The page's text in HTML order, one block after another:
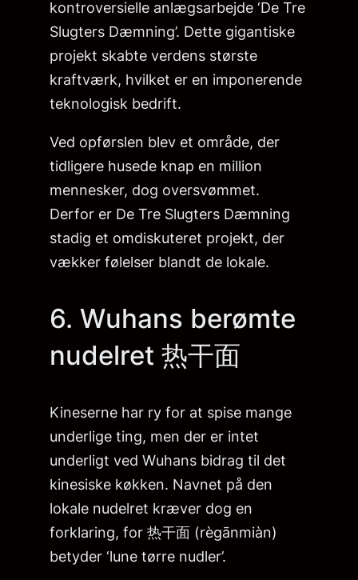
kontroversielle anlægsarbejde ‘De Tre
Slugters Dæmning’. Dette gigantiske
projekt skabte verdens største
kraftværk, hvilket er en imponerende
teknologisk bedrift.
Ved opførslen blev et område, der
tidligere husede knap en million
mennesker, dog oversvømmet.
Derfor er De Tre Slugters Dæmning
stadig et omdiskuteret projekt, der
vækker følelser blandt de lokale.
6. Wuhans berømte
nudelret 热干面
Kineserne har ry for at spise mange
underlige ting, men der er intet
underligt ved Wuhans bidrag til det
kinesiske køkken. Navnet på den
lokale nudelret kræver dog en
forklaring, for 热干面 (règānmiàn)
betyder ‘lune tørre nudler’.